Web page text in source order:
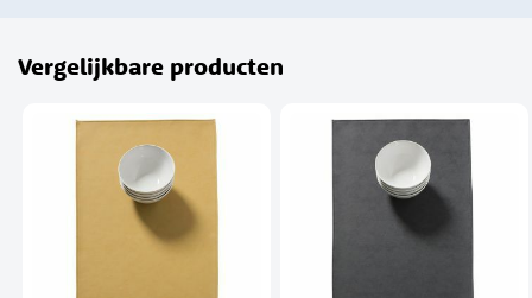
Vergelijkbare producten